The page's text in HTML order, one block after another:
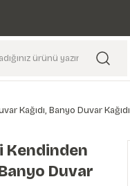
Kağıdı, Banyo Duvar Kağıdı
Kendinden
Banyo Duvar